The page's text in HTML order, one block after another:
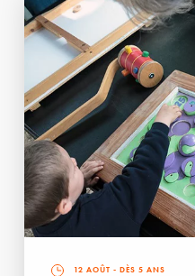
12 AOÛT - DÈS 5 ANS